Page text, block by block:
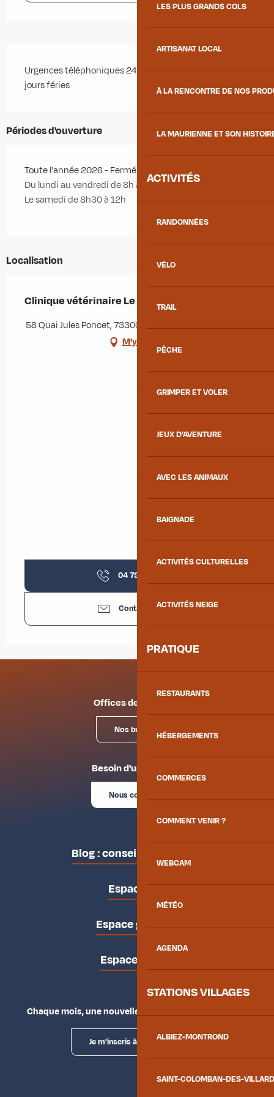
LES PLUS GRANDS COLS
ARTISANAT LOCAL
À LA RENCONTRE DE NOS
LA MAURIENNE ET SON
ACTIVITÉS
RANDONNÉES
VÉLO
TRAIL
PÊCHE
GRIMPER ET VOLER
JEUX D'AVENTURE
AVEC LES ANIMAUX
BAIGNADE
ACTIVITÉS CULTURELLES
ACTIVITÉS NEIGE
PRATIQUE
RESTAURANTS
HÉBERGEMENTS
COMMERCES
COMMENT VENIR ?
WEBCAM
MÉTÉO
AGENDA
STATIONS VILLAGES
ALBIEZ-MONTROND
SAINT-COLOMBAN-DES-
Urgences téléphoniques 24 h/24 soirs, dimanches et
jours féries
Périodes d'ouverture
Toute l'année 2026 - Fermé le dimanche
Du lundi au vendredi de 8h à 12h et de 14h à 19h
Le samedi de 8h30 à 12h
Localisation
Clinique vétérinaire Le Tricot Rayé
58 Quai Jules Poncet, 73300 Saint-Jean-de-Maurienne
M'y rendre
04 79 59 82
Contactez-nous
Offices de tourisme
Nos bureaux
Besoin d'un conseil ?
Nous contacter
Blog : conseils des locaux
Espace pro
Espace groupes
Espace presse
Chaque mois, une nouvelle façon d'explorer la vallée.
Je m'inscris à la newsletter